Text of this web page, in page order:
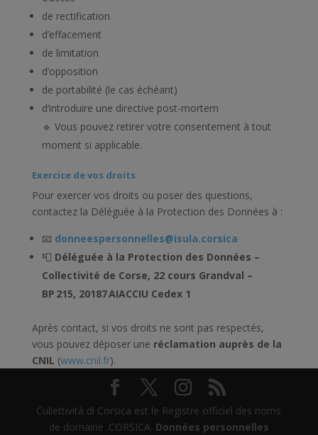
de rectification
d’effacement
de limitation
d’opposition
de portabilité (le cas échéant)
d’introduire une directive post-mortem
🔹 Vous pouvez retirer votre consentement à tout
moment si applicable.
Exercice de vos droits
Pour exercer vos droits ou poser des questions,
contactez la Déléguée à la Protection des Données à :
📧 donneespersonnelles@isula.corsica
📮 Déléguée à la Protection des Données –
Collectivité de Corse, 22 cours Grandval –
BP 215, 20187 AIACCIU Cedex 1
Après contact, si vos droits ne sont pas respectés,
vous pouvez déposer une réclamation auprès de la
CNIL (www.cnil.fr).
Cullettività di Corsica est le Registre officiel des noms
de domaine .CORSICA. Données personnelles